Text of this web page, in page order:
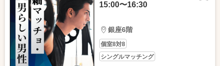
15:00〜16:30
銀座6階
個室8対8
シングルマッチング